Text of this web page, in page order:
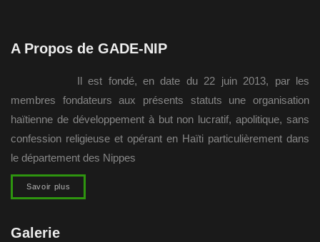
A Propos de GADE-NIP
Il est fondé, en date du 22 juin 2013, par les
membres fondateurs aux présents statuts une organisation
haïtienne de développement à but non lucratif, apolitique, sans
confession religieuse et opérant en Haïti particulièrement dans
le département des Nippes
Savoir plus
Galerie